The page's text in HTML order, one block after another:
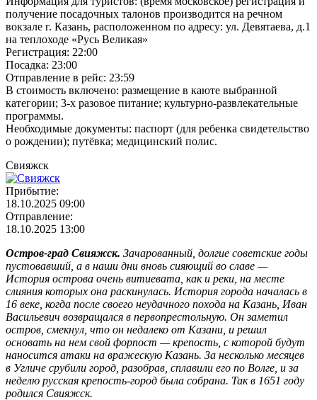
получение посадочных талонов производится на речном
вокзале г. Казань, расположенном по адресу: ул. Девятаева, д.1
на теплоходе «Русь Великая»
Регистрация: 22:00
Посадка: 23:00
Отправление в рейс: 23:59
В стоимость включено: размещение в каюте выбранной
категории; 3-х разовое питание; культурно-развлекательные
программы.
Необходимые документы: паспорт (для ребенка свидетельство
о рождении); путёвка; медицинский полис.
Свияжск
Прибытие:
18.10.2025 09:00
Отправление:
18.10.2025 13:00
Остров-град Свияжск. Зачарованный, долгие советские годы
пустовавший, а в наши дни вновь сияющий во славе —
История острова очень витиевата, как и реки, на месте
слияния которых она раскинулась. История города началась в
16 веке, когда после своего неудачного похода на Казань, Иван
Васильевич возвращался в первопрестольную. Он заметил
остров, смекнул, что он недалеко от Казани, и решил
основать на нем свой форпост — крепость, с которой будут
наносится атаки на вражескую Казань. За несколько месяцев
в Угличе срубили город, разобрав, сплавили его по Волге, и за
неделю русская крепость-город была собрана. Так в 1651 году
родился Свияжск.